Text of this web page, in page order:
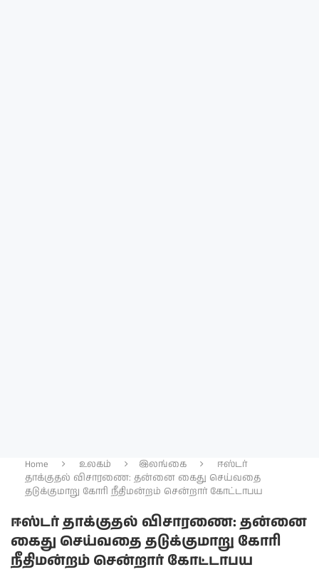
Home உலகம் இலங்கை
ஈஸ்டர்
தாக்குதல் விசாரணை: தன்னை கைது செய்வதை
தடுக்குமாறு கோரி நீதிமன்றம் சென்றார் கோட்டாபய
ஈஸ்டர் தாக்குதல் விசாரணை: தன்னை
கைது செய்வதை தடுக்குமாறு கோரி
நீதிமன்றம் சென்றார் கோட்டாபய